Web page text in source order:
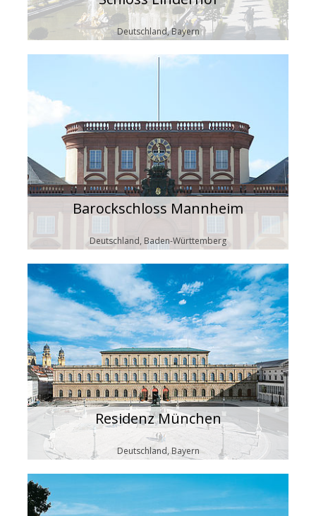
Deutschland, Bayern
Barockschloss Mannheim
Deutschland, Baden-Württemberg
Residenz München
Deutschland, Bayern